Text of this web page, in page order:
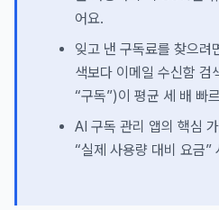
어요.
잊고 낸 구독료를 찾으려
색보다 이메일 수신함
“구독”)이 평균 세 배 빠
AI 구독 관리 앱의 핵심
“실제 사용량 대비 요금”